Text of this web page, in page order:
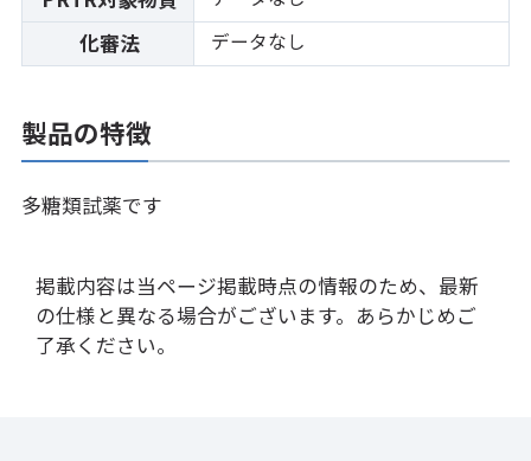
化審法 データなし
製品の特徴
多糖類試薬です
掲載内容は当ページ掲載時点の情報のため、最新
の仕様と異なる場合がございます。あらかじめご
了承ください。